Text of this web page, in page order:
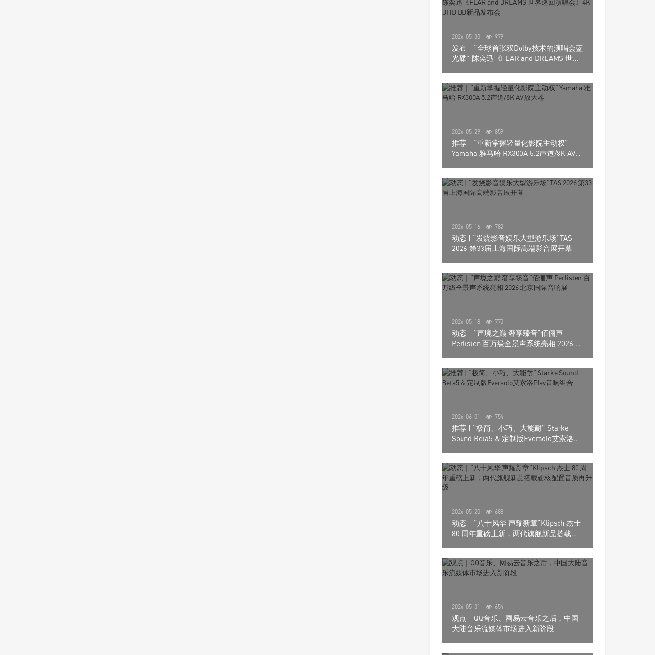
2026-05-30 979
发布｜“全球首张双Dolby技术的演唱会蓝
光碟” 陈奕迅《FEAR and DREAMS 世界
2026-05-29 859
推荐｜“重新掌握轻量化影院主动权”
Yamaha 雅马哈 RX300A 5.2声道/8K AV放
2026-05-16 782
动态 | “发烧影音娱乐大型游乐场”TAS
2026 第33届上海国际高端影音展开幕
2026-05-18 770
动态｜”声境之巅 奢享臻音”佰俪声
Perlisten 百万级全景声系统亮相 2026 北
2026-06-01 754
推荐 | “极简、小巧、大能耐” Starke
Sound Beta5 & 定制版Eversolo艾索洛
2026-05-20 688
动态｜”八十风华 声耀新章“Klipsch 杰士
80 周年重磅上新，两代旗舰新品搭载硬
2026-05-31 654
观点｜QQ音乐、网易云音乐之后，中国
大陆音乐流媒体市场进入新阶段